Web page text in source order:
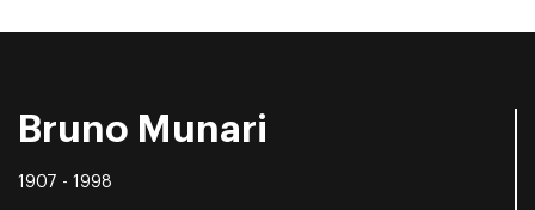
Bruno Munari
1907 - 1998